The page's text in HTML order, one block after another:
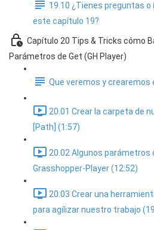
19.10 ¿Tienes preguntas
este capítulo 19?
Capítulo 20 Tips & Tricks cómo
Parámetros de Get (GH Player)
Que veremos y crearemos
20.01 Crear la carpeta de
[Path] (1:57)
20.02 Algunos parámetros
Grasshopper-Player (12:52)
20.03 Crear una
para agilizar nuestro trabajo